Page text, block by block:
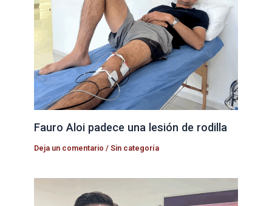
Fauro Aloi padece una lesión de rodilla
Deja un comentario /Sin categoría